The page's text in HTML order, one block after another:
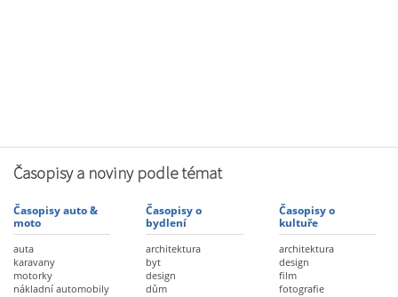
Časopisy a noviny podle témat
Časopisy auto &
moto
auta
karavany
motorky
nákladní automobily
Časopisy o
bydlení
architektura
byt
design
dům
Časopisy o
kultuře
architektura
design
film
fotografie